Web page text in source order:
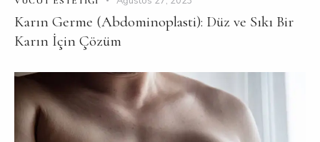
Karın Germe (Abdominoplasti): Düz ve Sıkı Bir
Karın İçin Çözüm